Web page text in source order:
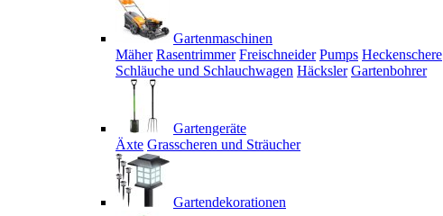
Gartenmaschinen
Mäher Rasentrimmer Freischneider Pumps Heckenschere
Schläuche und Schlauchwagen Häcksler Gartenbohrer
Gartengeräte
Äxte Grasscheren und Sträucher
Gartendekorationen